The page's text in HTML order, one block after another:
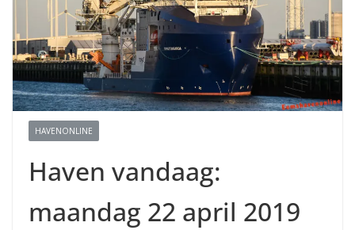
HAVENONLINE
Haven vandaag:
maandag 22 april 2019